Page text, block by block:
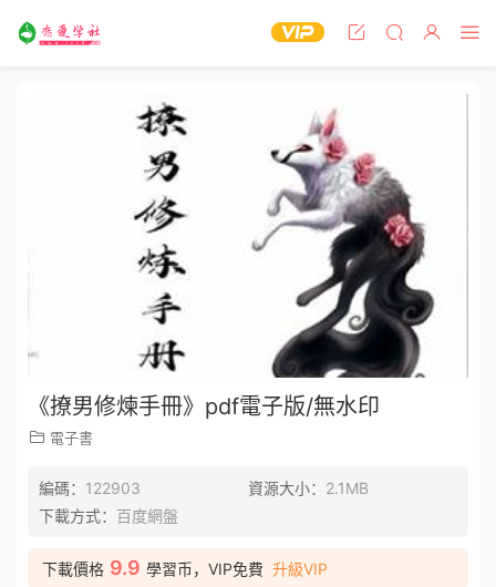
《撩男修煉手冊》pdf電子版/無水印
電子書
編碼： 122903 資源大小： 2.1MB
下載方式： 百度網盤
下載價格 9.9 學習币，VIP免費 升級VIP